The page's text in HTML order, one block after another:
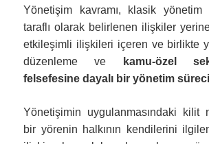
Yönetişim kavramı, klasik yönetim
taraflı olarak belirlenen ilişkiler
etkileşimli ilişkileri içeren ve birlikte
düzenleme ve
kamu-özel
felsefesine dayalı bir yönetim
Yönetişimin uygulanmasındaki kilit
bir yörenin halkının kendilerini